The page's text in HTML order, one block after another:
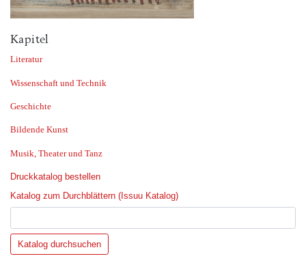
Kapitel
Literatur
Wissenschaft und Technik
Geschichte
Bildende Kunst
Musik, Theater und Tanz
Druckkatalog bestellen
Katalog zum Durchblättern (Issuu Katalog)